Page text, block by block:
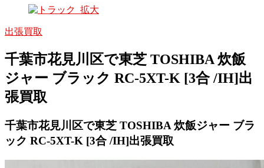
出張買取
千葉市花見川区で東芝 TOSHIBA 炊飯
ジャー ブラック RC-5XT-K [3合 /IH]出
張買取
千葉市花見川区で東芝 TOSHIBA 炊飯ジャー ブラ
ック RC-5XT-K [3合 /IH]出張買取